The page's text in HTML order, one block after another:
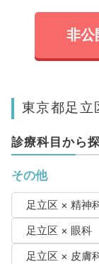
非公
東京都足立
診療科目から
その他
足立区 × 精神
足立区 × 眼科
足立区 × 皮膚